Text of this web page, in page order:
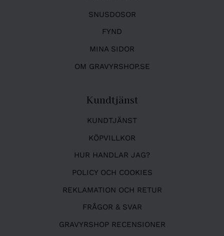
SNUSDOSOR
FYND
MINA SIDOR
OM GRAVYRSHOP.SE
Kundtjänst
KUNDTJÄNST
KÖPVILLKOR
HUR HANDLAR JAG?
POLICY OCH COOKIES
REKLAMATION OCH RETUR
FRÅGOR & SVAR
GRAVYRSHOP RECENSIONER